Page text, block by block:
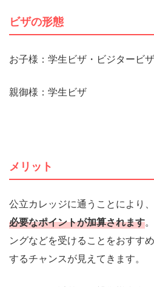
ビザの形態
お子様：学生ビザ・ビジタービザ
親御様：学生ビザ
メリット
公立カレッジに通うことにより、
必要なポイントが加算されます
ングなどを受けることをおすす
するチャンスが見えてきます。